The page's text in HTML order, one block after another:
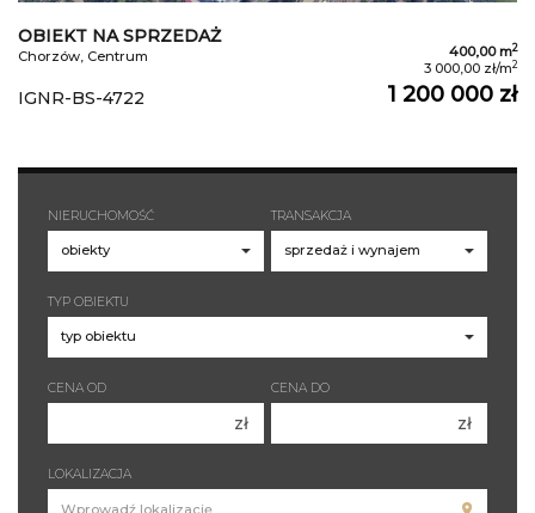
OBIEKT NA SPRZEDAŻ
Chorzów, Centrum 400,00 m2
3 000,00 zł/m2
IGNR-BS-4722 1 200 000 zł
NIERUCHOMOŚĆ TRANSAKCJA
TYP OBIEKTU
CENA OD
zł
200 000 zł
CENA DO
zł
200 000 zł
LOKALIZACJA